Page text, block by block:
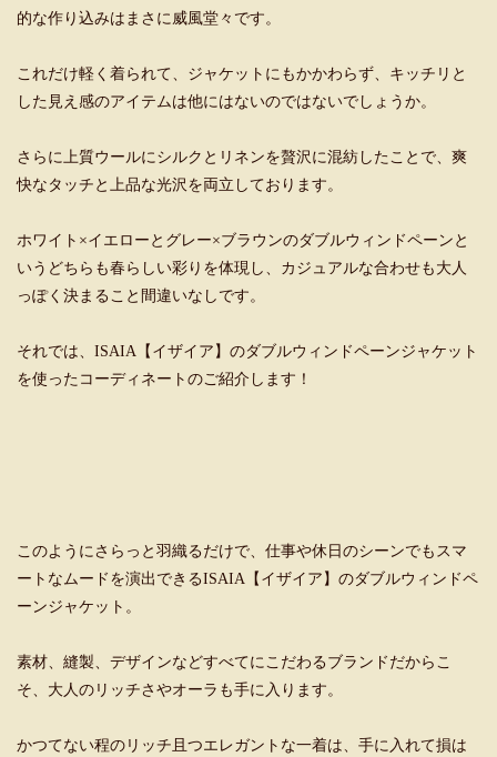
的な作り込みはまさに威風堂々です。
これだけ軽く着られて、ジャケットにもかかわらず、キッチリと
した見え感のアイテムは他にはないのではないでしょうか。
さらに上質ウールにシルクとリネンを贅沢に混紡したことで、爽
快なタッチと上品な光沢を両立しております。
ホワイト×イエローとグレー×ブラウンのダブルウィンドペーンと
いうどちらも春らしい彩りを体現し、カジュアルな合わせも大人
っぽく決まること間違いなしです。
それでは、ISAIA【イザイア】のダブルウィンドペーンジャケット
を使ったコーディネートのご紹介します！
このようにさらっと羽織るだけで、仕事や休日のシーンでもスマ
ートなムードを演出できるISAIA【イザイア】のダブルウィンドペ
ーンジャケット。
素材、縫製、デザインなどすべてにこだわるブランドだからこ
そ、大人のリッチさやオーラも手に入ります。
かつてない程のリッチ且つエレガントな一着は、手に入れて損は